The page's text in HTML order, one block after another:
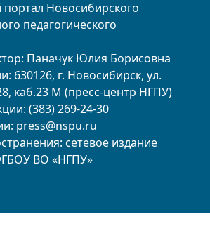
Новосибирского
педагогического
Паначук Юлия Борисовна
630126, г. Новосибирск, ул.
каб.23 М (пресс-центр НГПУ)
(383) 269-24-30
press@nspu.ru
сетевое издание
ВО «НГПУ»